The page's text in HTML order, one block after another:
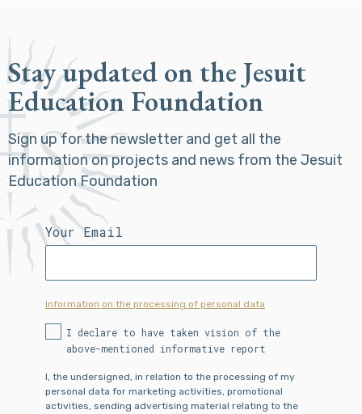
Stay updated on the Jesuit
Education Foundation
Sign up for the newsletter and get all the
information on projects and news from the Jesuit
Education Foundation
Your Email
Information on the processing of personal data
I declare to have taken vision of the
above-mentioned informative report
I, the undersigned, in relation to the processing of my
personal data for marketing activities, promotional
activities, sending advertising material relating to the